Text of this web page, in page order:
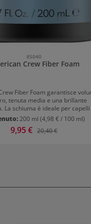
85040
Crew Fiber Foam
Fiber Foam garantisce
tenuta media e una brillante
La schiuma è ideale per capelli
o più lunghi. Vantaggi di
Fiber Foam Volume Tenuta
200 ml (4,98 € / 100 ml)
Prezzo di vendita:
9,95 € Prezzo normale:
20,40 €